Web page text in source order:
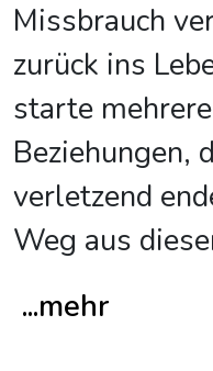
Missbrauch
zurück ins
starte
Beziehungen,
verletzend
Weg aus
...mehr